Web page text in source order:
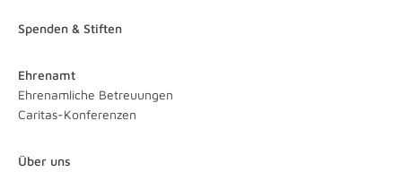
Spenden & Stiften
Ehrenamt
Ehrenamliche Betreuungen
Caritas-Konferenzen
Über uns